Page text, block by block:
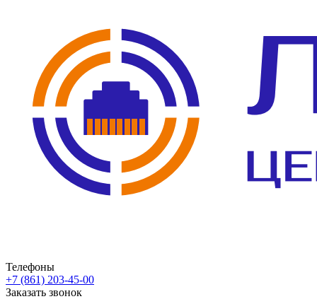
Телефоны
+7 (861) 203-45-00
Заказать звонок